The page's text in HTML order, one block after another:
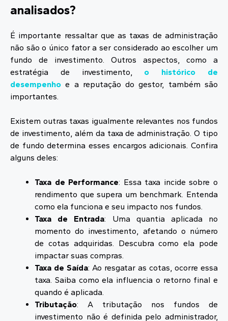
analisados?
É importante ressaltar que as taxas de administração
não são o único fator a ser considerado ao escolher um
fundo de investimento. Outros aspectos, como a
estratégia de investimento, o histórico de
desempenho e a reputação do gestor, também são
importantes.
Existem outras taxas igualmente relevantes nos fundos
de investimento, além da taxa de administração. O tipo
de fundo determina esses encargos adicionais. Confira
alguns deles:
Taxa de Performance: Essa taxa incide sobre o
rendimento que supera um benchmark. Entenda
como ela funciona e seu impacto nos fundos.
Taxa de Entrada: Uma quantia aplicada no
momento do investimento, afetando o número
de cotas adquiridas. Descubra como ela pode
impactar suas compras.
Taxa de Saída: Ao resgatar as cotas, ocorre essa
taxa. Saiba como ela influencia o retorno final e
quando é aplicada.
Tributação: A tributação nos fundos de
investimento não é definida pelo administrador,